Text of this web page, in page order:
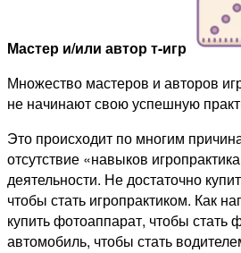
Мастер и/или автор т-игр
Множество мастеров и авторов
не начинают свою успешную
Это происходит по многим
отсутствие «навыков
деятельности. Не достаточно
чтобы стать игропрактиком. Как
купить фотоаппарат, чтобы стать
автомобиль, чтобы стать